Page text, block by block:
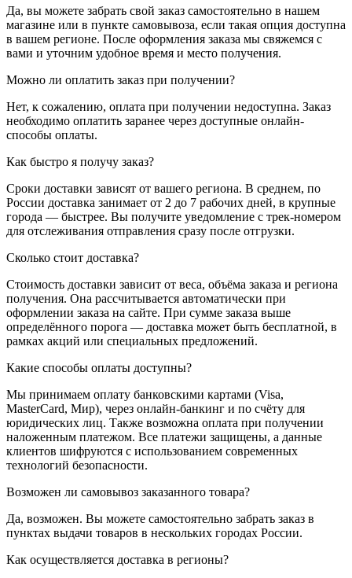
Да, вы можете забрать свой заказ самостоятельно в нашем
магазине или в пункте самовывоза, если такая опция доступна
в вашем регионе. После оформления заказа мы свяжемся с
вами и уточним удобное время и место получения.
Можно ли оплатить заказ при получении?
Нет, к сожалению, оплата при получении недоступна. Заказ
необходимо оплатить заранее через доступные онлайн-
способы оплаты.
Как быстро я получу заказ?
Сроки доставки зависят от вашего региона. В среднем, по
России доставка занимает от 2 до 7 рабочих дней, в крупные
города — быстрее. Вы получите уведомление с трек-номером
для отслеживания отправления сразу после отгрузки.
Сколько стоит доставка?
Стоимость доставки зависит от веса, объёма заказа и региона
получения. Она рассчитывается автоматически при
оформлении заказа на сайте. При сумме заказа выше
определённого порога — доставка может быть бесплатной, в
рамках акций или специальных предложений.
Какие способы оплаты доступны?
Мы принимаем оплату банковскими картами (Visa,
MasterCard, Мир), через онлайн-банкинг и по счёту для
юридических лиц. Также возможна оплата при получении
наложенным платежом. Все платежи защищены, а данные
клиентов шифруются с использованием современных
технологий безопасности.
Возможен ли самовывоз заказанного товара?
Да, возможен. Вы можете самостоятельно забрать заказ в
пунктах выдачи товаров в нескольких городах России.
Как осуществляется доставка в регионы?